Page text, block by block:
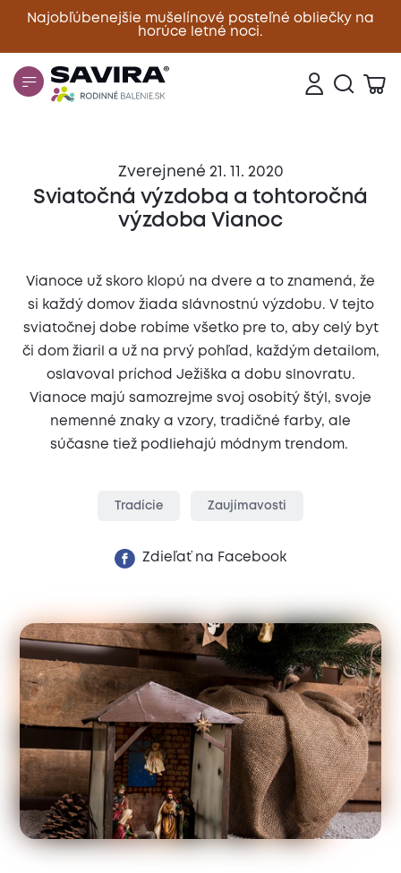
Najobľúbenejšie mušelínové posteľné obliečky na
horúce letné noci.
Zavrieť
Zverejnené 21. 11. 2020
Sviatočná výzdoba a tohtoročná
výzdoba Vianoc
Vianoce už skoro klopú na dvere a to znamená, že
si každý domov žiada slávnostnú výzdobu. V tejto
sviatočnej dobe robíme všetko pre to, aby celý byt
či dom žiaril a už na prvý pohľad, každým detailom,
oslavoval príchod Ježiška a dobu slnovratu.
Vianoce majú samozrejme svoj osobitý štýl, svoje
nemenné znaky a vzory, tradičné farby, ale
súčasne tiež podliehajú módnym trendom.
Tradície Zaujímavosti
Zdieľať na Facebook